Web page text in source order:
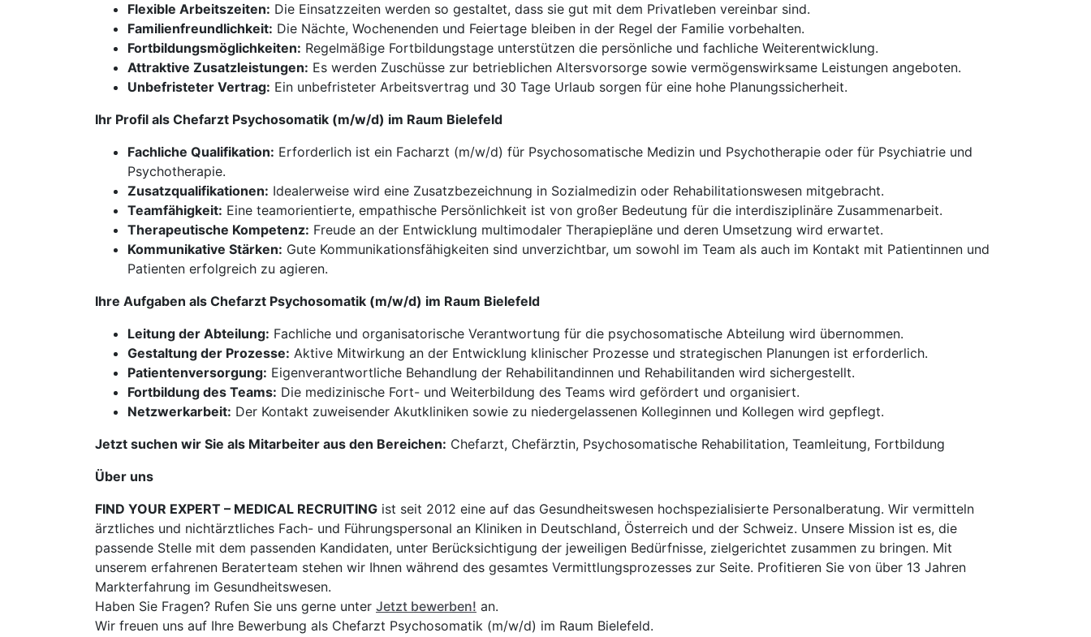
Flexible Arbeitszeiten: Die Einsatzzeiten werden so gestaltet, dass sie gut mit dem Privatleben vereinbar sind.
Familienfreundlichkeit: Die Nächte, Wochenenden und Feiertage bleiben in der Regel der Familie vorbehalten.
Fortbildungsmöglichkeiten: Regelmäßige Fortbildungstage unterstützen die persönliche und fachliche Weiterentwicklung.
Attraktive Zusatzleistungen: Es werden Zuschüsse zur betrieblichen Altersvorsorge sowie vermögenswirksame Leistungen angeboten.
Unbefristeter Vertrag: Ein unbefristeter Arbeitsvertrag und 30 Tage Urlaub sorgen für eine hohe Planungssicherheit.
Ihr Profil als Chefarzt Psychosomatik (m/w/d) im Raum Bielefeld
Fachliche Qualifikation: Erforderlich ist ein Facharzt (m/w/d) für Psychosomatische Medizin und Psychotherapie oder für Psychiatrie und
Psychotherapie.
Zusatzqualifikationen: Idealerweise wird eine Zusatzbezeichnung in Sozialmedizin oder Rehabilitationswesen mitgebracht.
Teamfähigkeit: Eine teamorientierte, empathische Persönlichkeit ist von großer Bedeutung für die interdisziplinäre Zusammenarbeit.
Therapeutische Kompetenz: Freude an der Entwicklung multimodaler Therapiepläne und deren Umsetzung wird erwartet.
Kommunikative Stärken: Gute Kommunikationsfähigkeiten sind unverzichtbar, um sowohl im Team als auch im Kontakt mit Patientinnen und
Patienten erfolgreich zu agieren.
Ihre Aufgaben als Chefarzt Psychosomatik (m/w/d) im Raum Bielefeld
Leitung der Abteilung: Fachliche und organisatorische Verantwortung für die psychosomatische Abteilung wird übernommen.
Gestaltung der Prozesse: Aktive Mitwirkung an der Entwicklung klinischer Prozesse und strategischen Planungen ist erforderlich.
Patientenversorgung: Eigenverantwortliche Behandlung der Rehabilitandinnen und Rehabilitanden wird sichergestellt.
Fortbildung des Teams: Die medizinische Fort- und Weiterbildung des Teams wird gefördert und organisiert.
Netzwerkarbeit: Der Kontakt zuweisender Akutkliniken sowie zu niedergelassenen Kolleginnen und Kollegen wird gepflegt.
Jetzt suchen wir Sie als Mitarbeiter aus den Bereichen: Chefarzt, Chefärztin, Psychosomatische Rehabilitation, Teamleitung, Fortbildung
Über uns
FIND YOUR EXPERT – MEDICAL RECRUITING ist seit 2012 eine auf das Gesundheitswesen hochspezialisierte Personalberatung. Wir vermitteln
ärztliches und nichtärztliches Fach- und Führungspersonal an Kliniken in Deutschland, Österreich und der Schweiz. Unsere Mission ist es, die
passende Stelle mit dem passenden Kandidaten, unter Berücksichtigung der jeweiligen Bedürfnisse, zielgerichtet zusammen zu bringen. Mit
unserem erfahrenen Beraterteam stehen wir Ihnen während des gesamtes Vermittlungsprozesses zur Seite. Profitieren Sie von über 13 Jahren
Markterfahrung im Gesundheitswesen.
Haben Sie Fragen? Rufen Sie uns gerne unter Jetzt bewerben! an.
Wir freuen uns auf Ihre Bewerbung als Chefarzt Psychosomatik (m/w/d) im Raum Bielefeld.